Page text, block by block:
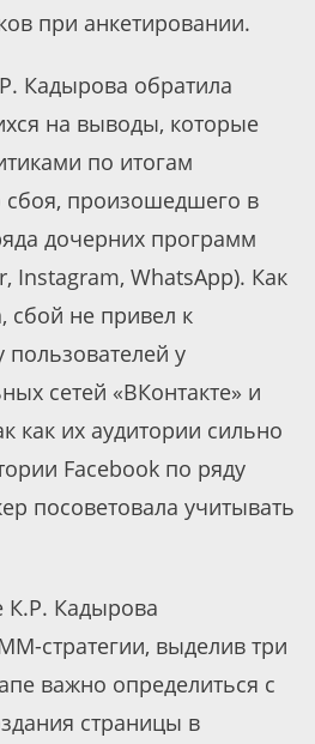
при анкетировании.
Кадырова обратила
на выводы, которые
по итогам
сбоя, произошедшего в
дочерних программ
Instagram, WhatsApp). Как
сбой не привел к
у
сетей «ВКонтакте» и
как их аудитории сильно
Facebook по ряду
посоветовала учитывать
К.Р. Кадырова
стратегии, выделив три
важно определиться с
страницы в